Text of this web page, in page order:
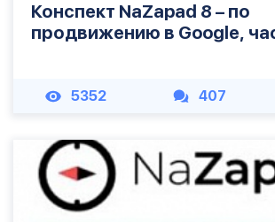
Конспект NaZapad 8 – по
продвижению в Google,
5352 407